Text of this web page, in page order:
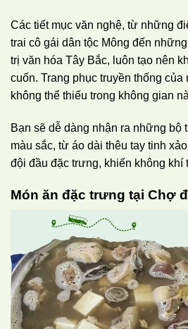
Các tiết mục văn nghệ, từ những
trai cô gái dân tộc Mông đến
trị văn hóa Tây Bắc, luôn tạo nên
cuốn. Trang phục truyền thống của
không thể thiếu trong không gian
Bạn sẽ dễ dàng nhận ra những bộ
màu sắc, từ áo dài thêu tay tinh
đội đầu đặc trưng, khiến không khí
Món ăn đặc trưng tại Chợ